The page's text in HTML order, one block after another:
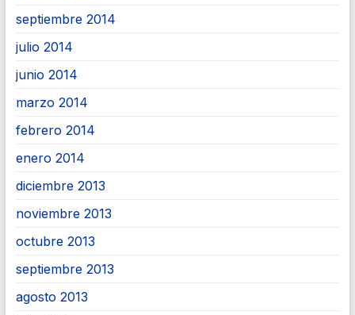
septiembre 2014
julio 2014
junio 2014
marzo 2014
febrero 2014
enero 2014
diciembre 2013
noviembre 2013
octubre 2013
septiembre 2013
agosto 2013